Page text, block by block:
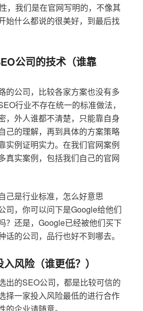
，我们是在官网写明的，不像其
始什么都说的很美好，到最后找
公司的技术（谁靠
的公司，比较各家方案也没有多
行业不存在统一的标准做法，
，外人谁都不清楚，只能靠自身
己的理解，再到具体的方案策略
实例证明实力。在我们官网案例
真实案例，包括我们自己的官网
己是行业标准，怎么好意思
司，你可以问下是Google给他们
？还是，Google已经被他们买下
话的公司，品行也好不到哪去。
风险（谁更低？）
出的SEO公司，都是比较可信的
择一家投入风险最低的进行合作